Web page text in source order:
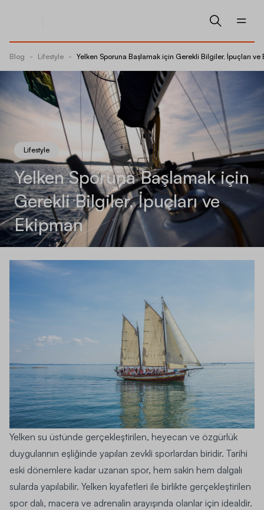
Blog - Lifestyle - Yelken Sporuna Başlamak için Gerekli Bilgiler, İpuçları ve
Lifestyle
Yelken Sporuna Başlamak için
Gerekli Bilgiler, İpuçları ve
Ekipman
Yelken su üstünde gerçekleştirilen, heyecan ve özgürlük
duygularının eşliğinde yapılan zevkli sporlardan biridir. Tarihi
eski dönemlere kadar uzanan spor, hem sakin hem dalgalı
sularda yapılabilir. Yelken kıyafetleri ile birlikte gerçekleştirilen
spor dalı, macera ve adrenalin arayışında olanlar için idealdir.